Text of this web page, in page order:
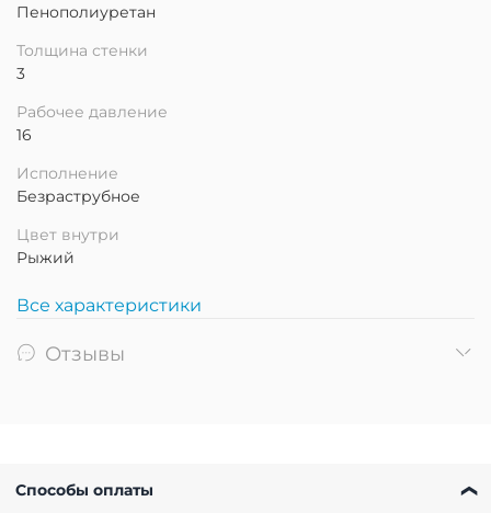
Пенополиуретан
Толщина стенки
3
Рабочее давление
16
Исполнение
Безраструбное
Цвет внутри
Рыжий
Все характеристики
Отзывы
Способы оплаты